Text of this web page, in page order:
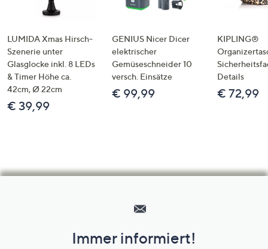
LUMIDA Xmas Hirsch-
Szenerie unter
Glasglocke inkl. 8 LEDs
& Timer Höhe ca.
42cm, Ø 22cm
€ 39,99
GENIUS Nicer Dicer
elektrischer
Gemüseschneider 10
versch. Einsätze
€ 99,99
KIPLING®
Details
€ 72,99
Unternehmensinformationen
Immer informiert!